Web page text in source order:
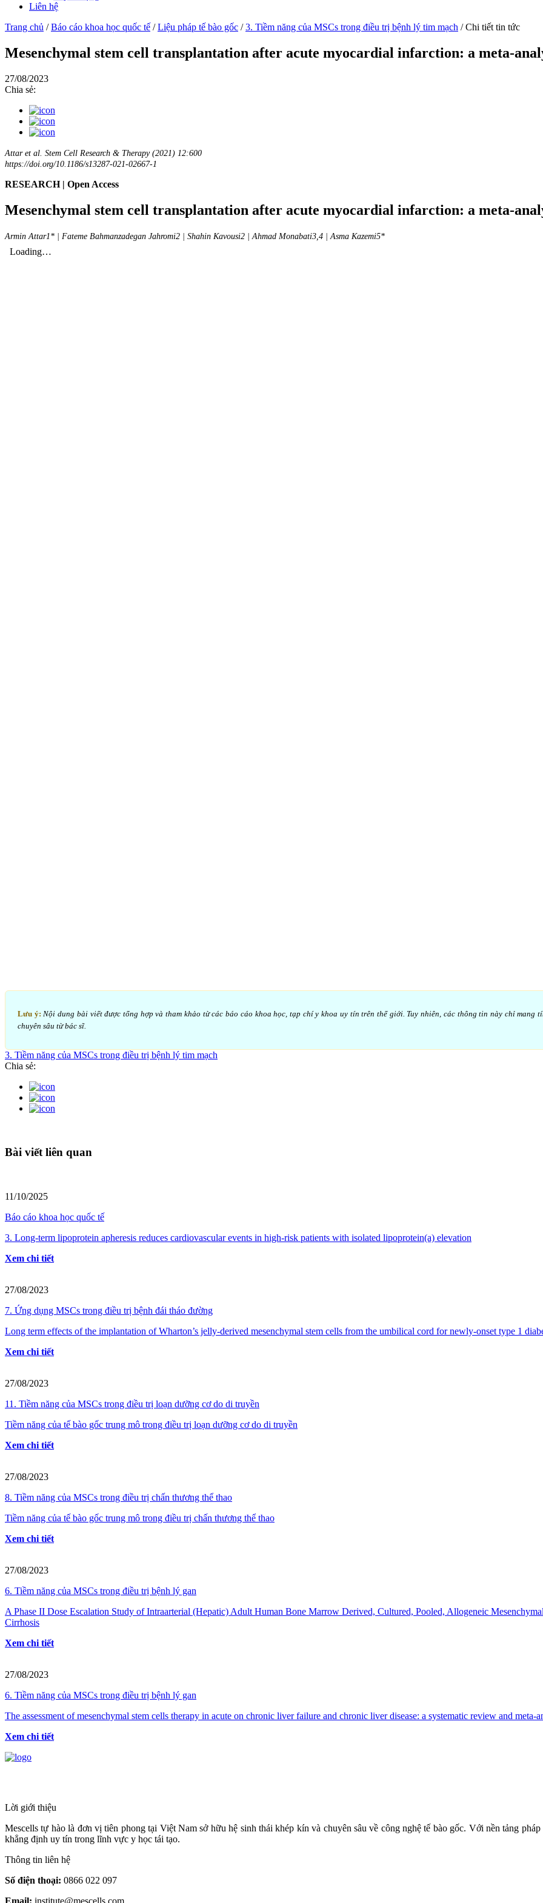
Liên hệ
Trang chủ /Báo cáo khoa học quốc tế /Liệu pháp tế bào gốc /3. Tiềm năng của MSCs trong điều trị bệnh lý tim mạch /Chi tiết tin tức
Mesenchymal stem cell transplantation after acute myocardial infarction: a meta-
27/08/2023
Chia sẻ:
Attar et al. Stem Cell Research & Therapy (2021) 12:600
https://doi.org/10.1186/s13287-021-02667-1
RESEARCH | Open Access
Mesenchymal stem cell transplantation after acute myocardial infarction: a meta-
Armin Attar1* | Fateme Bahmanzadegan Jahromi2 | Shahin Kavousi2 | Ahmad Monabati3,4 | Asma Kazemi5*
Lưu ý: Nội dung bài viết được tổng hợp và tham khảo từ các báo cáo khoa học, tạp chí y khoa uy tín trên thế giới. Tuy nhiên, các thông tin này chỉ mang
chuyên sâu từ bác sĩ.
3. Tiềm năng của MSCs trong điều trị bệnh lý tim mạch
Chia sẻ:
Bài viết liên quan
11/10/2025
Báo cáo khoa học quốc tế
3. Long-term lipoprotein apheresis reduces cardiovascular events in high-risk patients with isolated lipoprotein(a) elevation
Xem chi tiết
27/08/2023
7. Ứng dụng MSCs trong điều trị bệnh đái tháo đường
Long term effects of the implantation of Wharton’s jelly-derived mesenchymal stem cells from the umbilical cord for newly-onset type 1
Xem chi tiết
27/08/2023
11. Tiềm năng của MSCs trong điều trị loạn dưỡng cơ do di truyền
Tiềm năng của tế bào gốc trung mô trong điều trị loạn dưỡng cơ do di truyền
Xem chi tiết
27/08/2023
8. Tiềm năng của MSCs trong điều trị chấn thương thể thao
Tiềm năng của tế bào gốc trung mô trong điều trị chấn thương thể thao
Xem chi tiết
27/08/2023
6. Tiềm năng của MSCs trong điều trị bệnh lý gan
A Phase II Dose Escalation Study of Intraarterial (Hepatic) Adult Human Bone Marrow Derived, Cultured, Pooled, Allogeneic
Cirrhosis
Xem chi tiết
27/08/2023
6. Tiềm năng của MSCs trong điều trị bệnh lý gan
The assessment of mesenchymal stem cells therapy in acute on chronic liver failure and chronic liver disease: a systematic review and
Xem chi tiết
Lời giới thiệu
Mescells tự hào là đơn vị tiên phong tại Việt Nam sở hữu hệ sinh thái khép kín và chuyên sâu về công nghệ tế bào gốc. Với nền tảng
khẳng định uy tín trong lĩnh vực y học tái tạo.
Thông tin liên hệ
Số điện thoại: 0866 022 097
Email: institute@mescells.com